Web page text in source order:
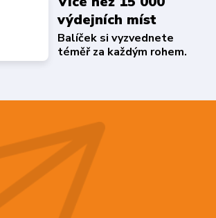
výdejních míst
Balíček si vyzvednete
téměř za každým rohem.